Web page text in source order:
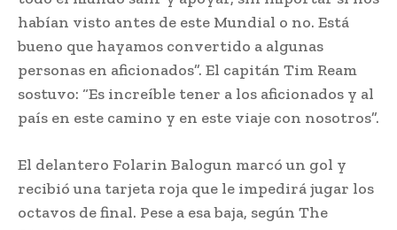
habían visto antes de este Mundial o no. Está
bueno que hayamos convertido a algunas
personas en aficionados”. El capitán Tim Ream
sostuvo: “Es increíble tener a los aficionados y al
país en este camino y en este viaje con nosotros”.
El delantero Folarin Balogun marcó un gol y
recibió una tarjeta roja que le impedirá jugar los
octavos de final. Pese a esa baja, según The